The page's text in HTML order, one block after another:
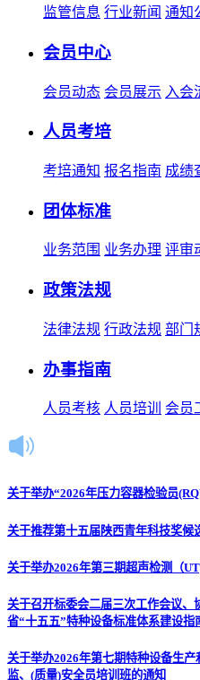
监管信息 行业新闻 通知
会员中心
会员动态 会员展示 入会
人员考培
考培通知 报名指南 成绩
团体标准
业务范围 业务办理 评审
政策法规
法律法规 行政法规 部门
办事指南
人员考核 人员培训 会员
关于举办“2026年压力容器检验员
关于推荐第十五届陕西青年科技奖候
关于举办2026年第三期超声检测（
关于召开标委会二届三次工作会议
省“十五五”特种设备标准体系建设指
关于举办2026年第七期特种设备生
监、(质量)安全员培训班的通知